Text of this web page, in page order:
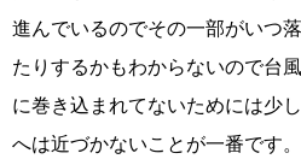
進んでいるのでその一部がいつ
たりするかもわからないので台
に巻き込まれてないためには少
へは近づかないことが一番です。